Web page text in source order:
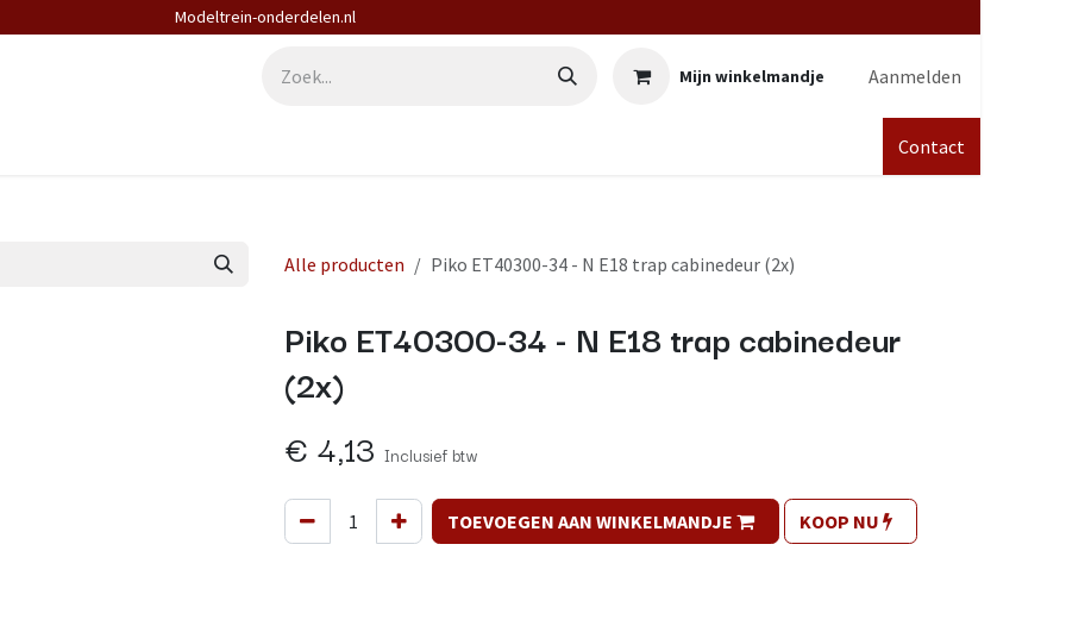
Modeltrein-onderdelen.nl
Mijn winkelmandje Aanmelden
Contact
Alle producten Piko ET40300-34 - N E18 trap cabinedeur (2x)
Piko ET40300-34 - N E18 trap cabinedeur
(2x)
€ 4,13 Inclusief btw
TOEVOEGEN AAN WINKELMANDJE KOOP NU